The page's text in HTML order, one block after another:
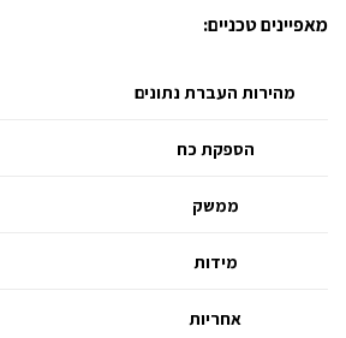
מאפיינים טכניים:
מהירות העברת נתונים
הספקת כח
ממשק
מידות
אחריות